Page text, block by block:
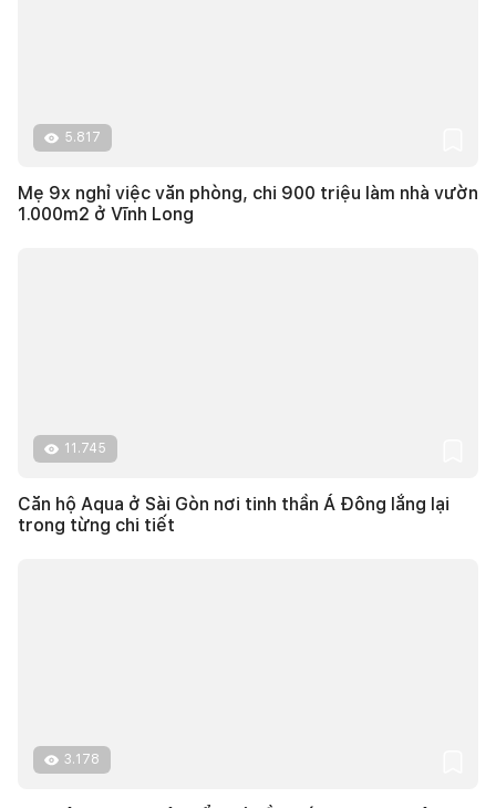
5.817
Mẹ 9x nghỉ việc văn phòng, chi 900 triệu làm nhà vườn
1.000m2 ở Vĩnh Long
11.745
Căn hộ Aqua ở Sài Gòn nơi tinh thần Á Đông lắng lại
trong từng chi tiết
3.178